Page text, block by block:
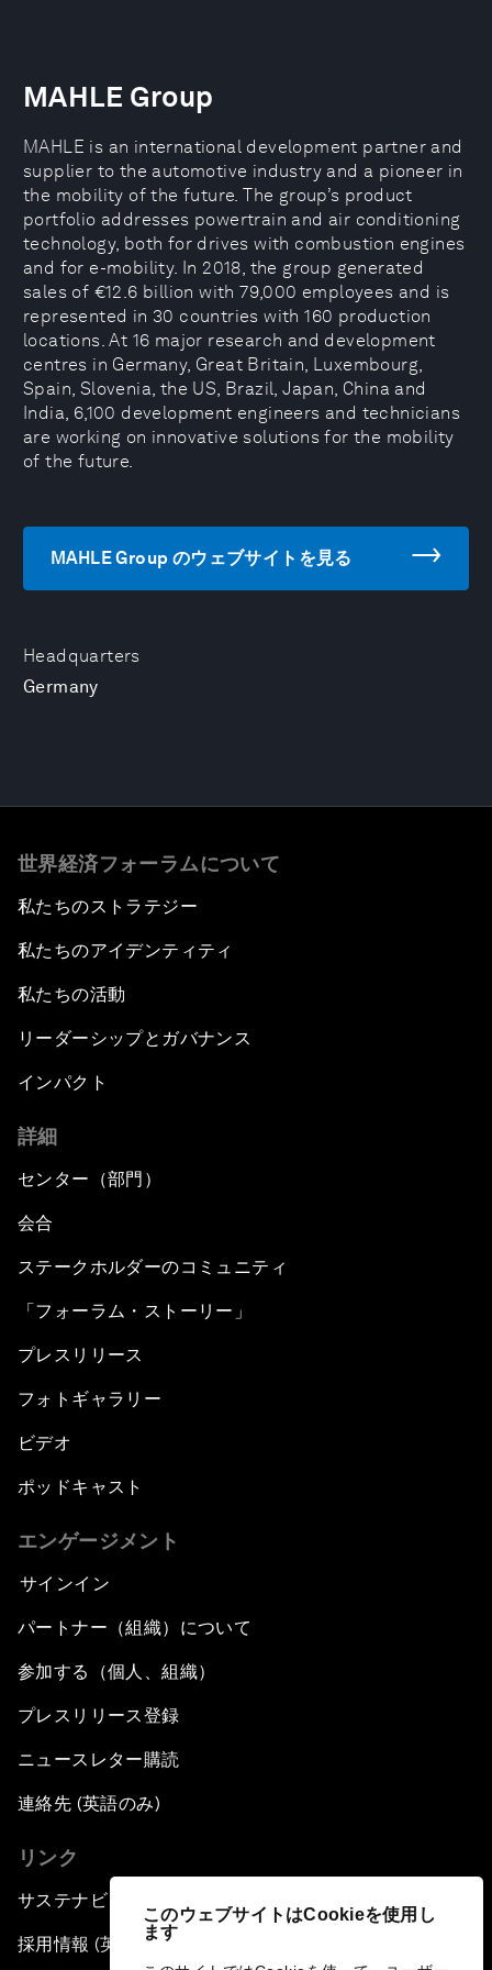
このウェブサイトはCookieを使用し
ます
Headquarters
Germany
MAHLE Group
MAHLE is an international development partner and
supplier to the automotive industry and a pioneer in
the mobility of the future. The group’s product
portfolio addresses powertrain and air conditioning
technology, both for drives with combustion engines
and for e-mobility. In 2018, the group generated
sales of €12.6 billion with 79,000 employees and is
represented in 30 countries with 160 production
locations. At 16 major research and development
centres in Germany, Great Britain, Luxembourg,
Spain, Slovenia, the US, Brazil, Japan, China and
India, 6,100 development engineers and technicians
are working on innovative solutions for the mobility
of the future.
MAHLE Group のウェブサイトを見る
世界経済フォーラムについて
私たちのストラテジー
私たちのアイデンティティ
私たちの活動
リーダーシップとガバナンス
インパクト
詳細
センター（部門）
会合
ステークホルダーのコミュニティ
「フォーラム・ストーリー」
プレスリリース
フォトギャラリー
ビデオ
ポッドキャスト
エンゲージメント
サインイン
パートナー（組織）について
参加する（個人、組織）
プレスリリース登録
ニュースレター購読
連絡先 (英語のみ)
リンク
サステナビリティへの取り組み
採用情報 (英語のみ)